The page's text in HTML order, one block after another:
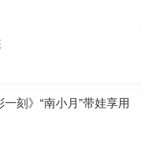
一刻》“南小月”带娃享用